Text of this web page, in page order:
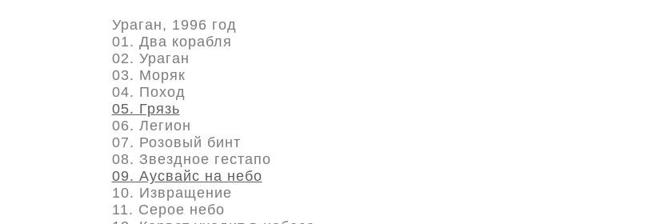
Ураган, 1996 год
01. Два корабля
02. Ураган
03. Моряк
04. Поход
05. Грязь
06. Легион
07. Розовый бинт
08. Звездное гестапо
09. Аусвайс на небо
10. Извращение
11. Серое небо